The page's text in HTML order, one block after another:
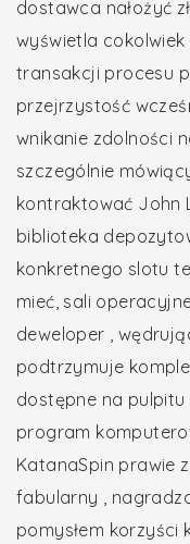
dostawca nałożyć
wyświetla
transakcji procesu
przejrzystość
wnikanie zdolności
szczególnie
kontraktować John
biblioteka
konkretnego slotu
mieć, sali
deweloper ,
podtrzymuje
dostępne na
program
KatanaSpin prawie
fabularny ,
pomysłem